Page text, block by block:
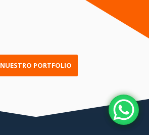
NUESTRO PORTFOLIO